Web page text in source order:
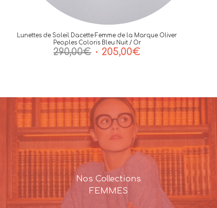
Lunettes de Soleil Dacette Femme de la Marque Oliver
Peoples Coloris Bleu Nuit / Or
290,00€ Le
290,00€.
205,00€
205,00€.
Nos Collections
FEMMES